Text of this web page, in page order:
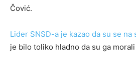
Čović.
Lider SNSD-a je kazao da su se na
je bilo toliko hladno da su ga